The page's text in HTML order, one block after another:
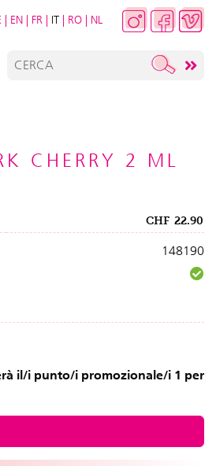
| EN | FR | IT | RO | NL
CHERRY 2 ML
CHF 22.90
148190
il/i punto/i promozionale/i 1 per